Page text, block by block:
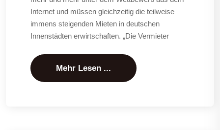
Internet und müssen gleichzeitig die teilweise
immens steigenden Mieten in deutschen
Innenstädten erwirtschaften. „Die Vermieter
Mehr Lesen ...